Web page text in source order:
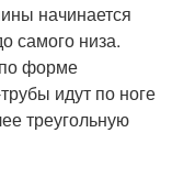
начинается
самого низа.
форме
идут по ноге
треугольную